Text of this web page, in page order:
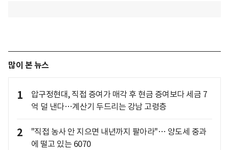
많이 본 뉴스
1
압구정현대, 직접 증여가 매각 후 현금 증여보다 세금 7
억 덜 낸다…계산기 두드리는 강남 고령층
2
"직접 농사 안 지으면 내년까지 팔아라"… 양도세 중과
에 떨고 있는 6070